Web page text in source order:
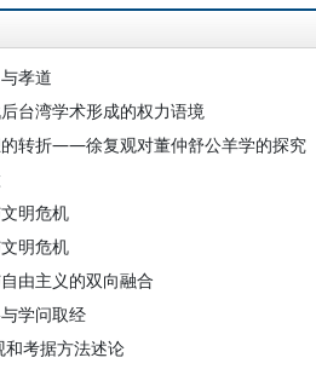
孝道
台湾学术形成的权力语境
转折——徐复观对董仲舒公羊学的探究
明危机
明危机
由主义的双向融合
学问取经
考据方法述论